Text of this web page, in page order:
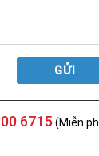
GỬI
6715 (Miễn